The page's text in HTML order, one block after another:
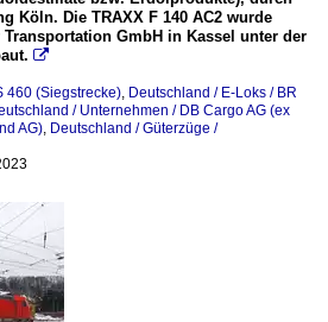
Köln. Die TRAXX F 140 AC2 wurde
GmbH in Kassel unter der

460 (Siegstrecke), Deutschland / E-Loks / BR
/ Unternehmen / DB Cargo AG (ex
AG), Deutschland / Güterzüge /